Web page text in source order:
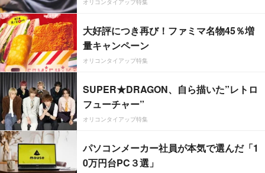
オリコンタイアップ特集
大好評につき再び！ファミマ名物45％増
量キャンペーン
オリコンタイアップ特集
SUPER★DRAGON、自ら描いた”レトロ
フューチャー”
オリコンタイアップ特集
パソコンメーカー社員が本気で選んだ「1
0万円台PC３選」